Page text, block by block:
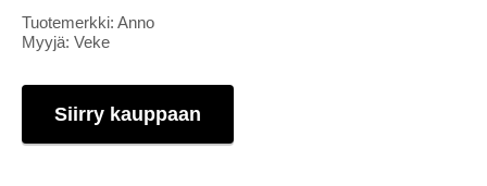
Tuotemerkki: Anno
Myyjä: Veke
Siirry kauppaan